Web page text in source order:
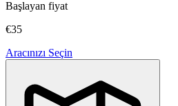
Başlayan fiyat
€35
Aracınızı Seçin